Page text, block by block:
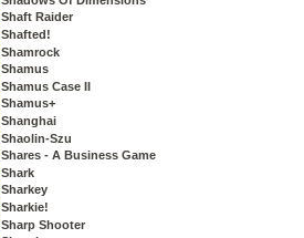
Shaft Raider
Shafted!
Shamrock
Shamus
Shamus Case II
Shamus+
Shanghai
Shaolin-Szu
Shares - A Business Game
Shark
Sharkey
Sharkie!
Sharp Shooter